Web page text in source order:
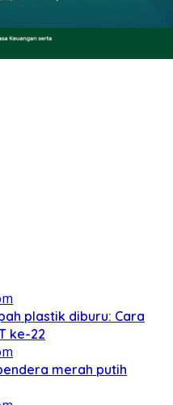
plastik diburu: Cara
ke-22
merah putih